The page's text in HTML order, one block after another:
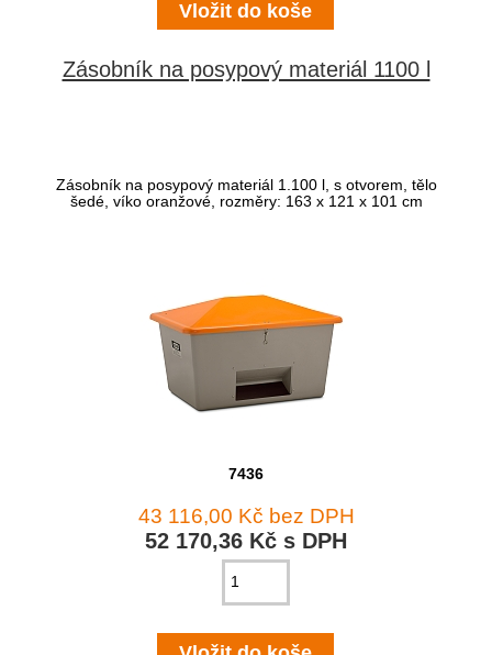
Zásobník na posypový materiál 1100 l
Zásobník na posypový materiál 1.100 l, s otvorem, tělo
šedé, víko oranžové, rozměry: 163 x 121 x 101 cm
7436
43 116,00 Kč bez DPH
52 170,36 Kč s DPH